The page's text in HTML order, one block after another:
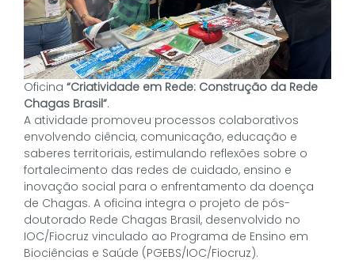
Oficina “Criatividade em Rede: Construção da Rede
Chagas Brasil”.
A atividade promoveu processos colaborativos
envolvendo ciência, comunicação, educação e
saberes territoriais, estimulando reflexões sobre o
fortalecimento das redes de cuidado, ensino e
inovação social para o enfrentamento da doença
de Chagas. A oficina integra o projeto de pós-
doutorado Rede Chagas Brasil, desenvolvido no
IOC/Fiocruz vinculado ao Programa de Ensino em
Biociências e Saúde (PGEBS/IOC/Fiocruz).